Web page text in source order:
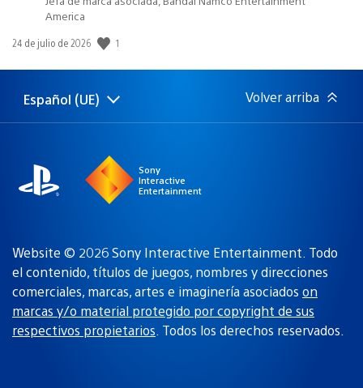
America
Fecha
publicación:
24 de julio de 2026 1
Selecciona
una
Región
actual:
Español (UE) Volver arriba
Sony
Interactive
Entertainment
Website © 2026 Sony Interactive Entertainment. Todo
el contenido, títulos de juegos, nombres y direcciones
comerciales, marcas, artes e imaginería asociados on
marcas y/o material protegido por copyright de sus
respectivos propietarios. Todos los derechos reservados.